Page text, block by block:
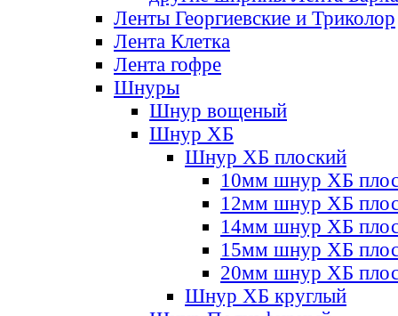
Ленты Георгиевские и Триколор
Лента Клетка
Лента гофре
Шнуры
Шнур вощеный
Шнур ХБ
Шнур ХБ плоский
10мм шнур ХБ
12мм шнур ХБ
14мм шнур ХБ
15мм шнур ХБ
20мм шнур ХБ
Шнур ХБ круглый